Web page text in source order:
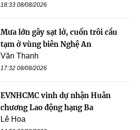
18:33 08/08/2026
Mưa lớn gây sạt lở, cuốn trôi cầu
tạm ở vùng biên Nghệ An
Văn Thanh
17:32 08/08/2026
EVNHCMC vinh dự nhận Huân
chương Lao động hạng Ba
Lê Hoa